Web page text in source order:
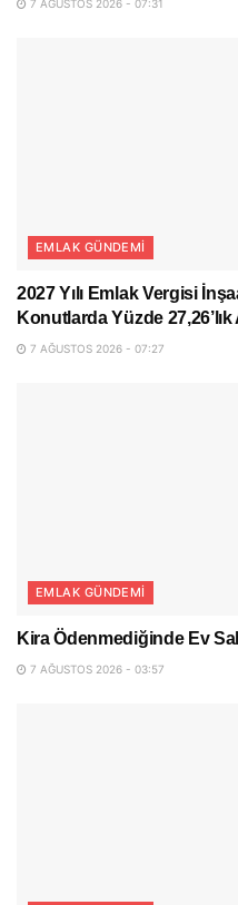
7 AĞUSTOS 2026 - 07:31
EMLAK GÜNDEMI
2027 Yılı Emlak Vergisi
Konutlarda Yüzde 27,26’lık
7 AĞUSTOS 2026 - 07:27
EMLAK GÜNDEMI
Kira Ödenmediğinde Ev
7 AĞUSTOS 2026 - 03:57